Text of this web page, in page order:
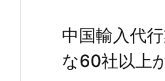
中国輸入代
な60社以上